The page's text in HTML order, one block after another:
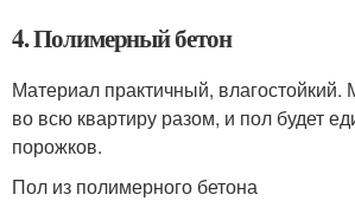
4. Полимерный бетон
Материал практичный, влагостойкий.
во всю квартиру разом, и пол будет
порожков.
Пол из полимерного бетона